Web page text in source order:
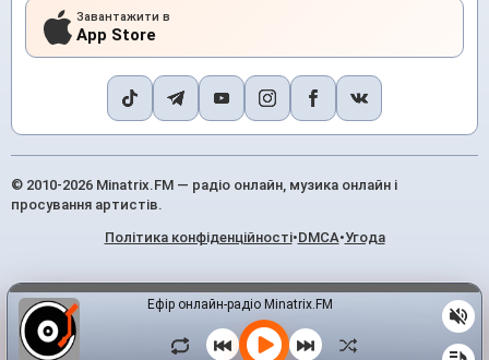
Завантажити в
App Store
© 2010-2026 Minatrix.FM — радіо онлайн, музика онлайн і
просування артистів.
Політика конфіденційності•DMCA•Угода
Ефір онлайн-радіо Minatrix.FM